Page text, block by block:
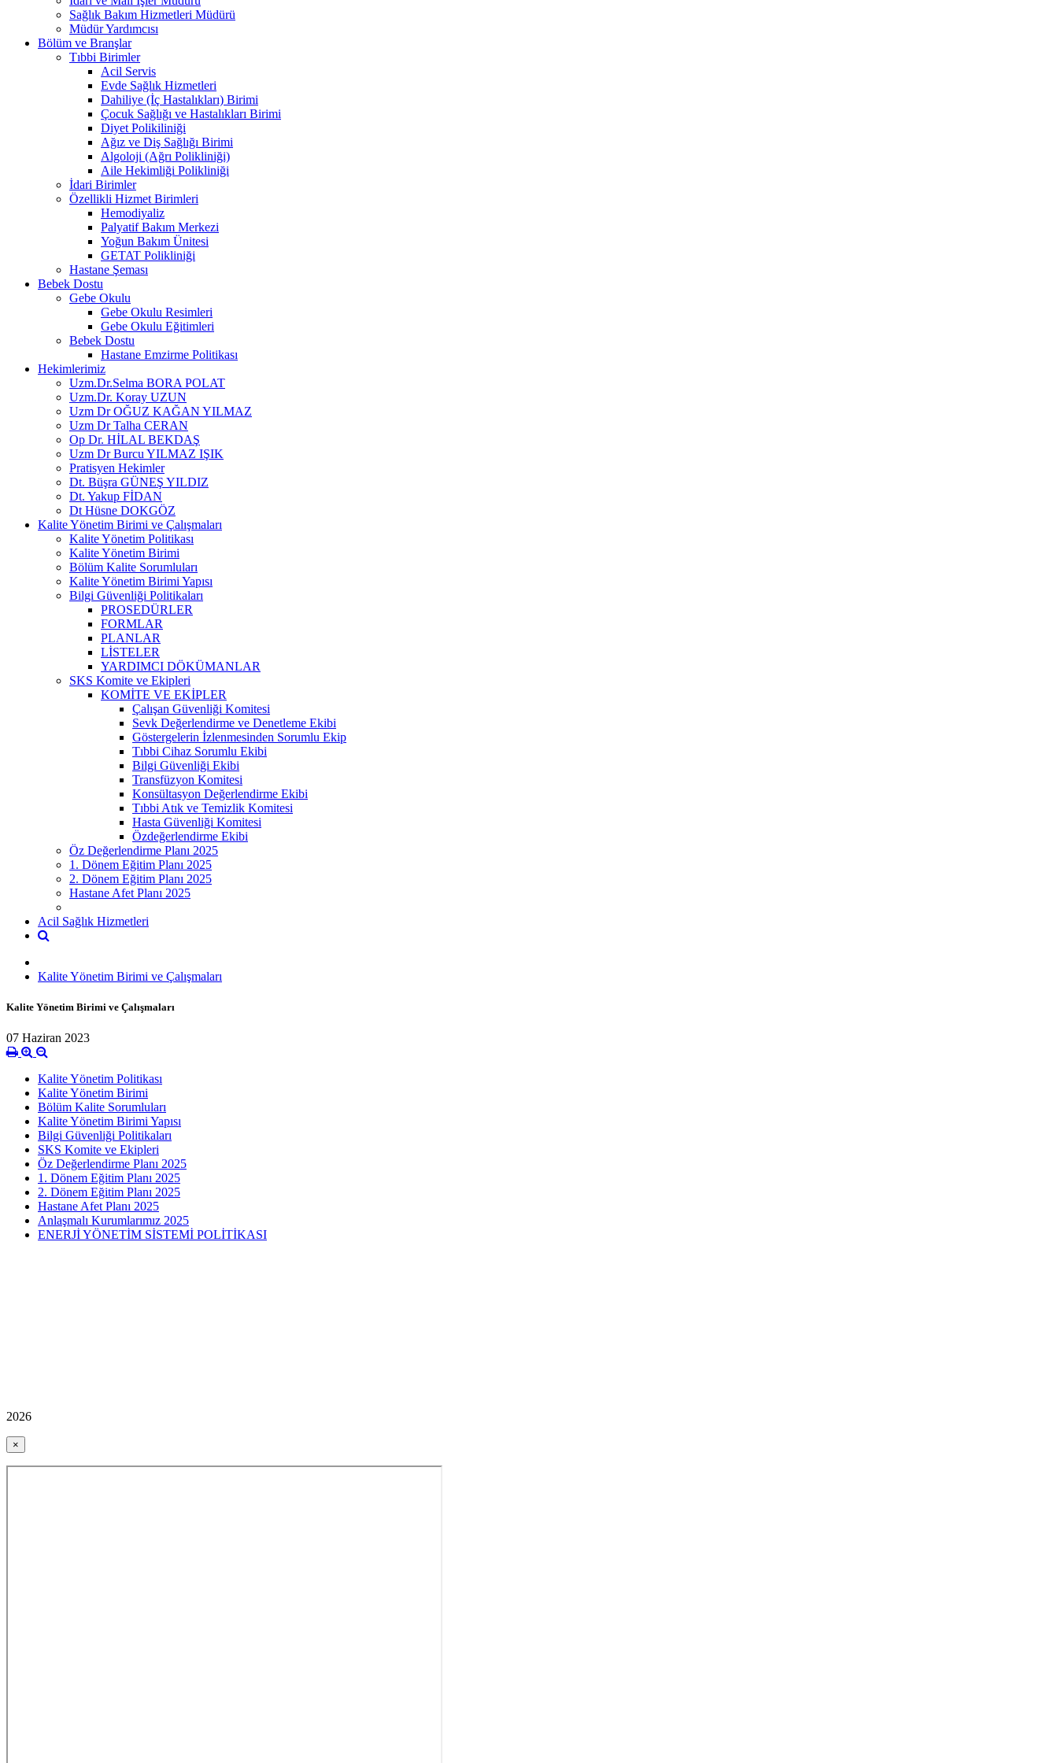
Sağlık Bakım Hizmetleri Müdürü
Müdür Yardımcısı
Bölüm ve Branşlar
Tıbbi Birimler
Acil Servis
Evde Sağlık Hizmetleri
Dahiliye (İç Hastalıkları) Birimi
Çocuk Sağlığı ve Hastalıkları Birimi
Diyet Polikiliniği
Ağız ve Diş Sağlığı Birimi
Algoloji (Ağrı Polikliniği)
Aile Hekimliği Polikliniği
İdari Birimler
Özellikli Hizmet Birimleri
Hemodiyaliz
Palyatif Bakım Merkezi
Yoğun Bakım Ünitesi
GETAT Polikliniği
Hastane Şeması
Bebek Dostu
Gebe Okulu
Gebe Okulu Resimleri
Gebe Okulu Eğitimleri
Bebek Dostu
Hastane Emzirme Politikası
Hekimlerimiz
Uzm.Dr.Selma BORA POLAT
Uzm.Dr. Koray UZUN
Uzm Dr OĞUZ KAĞAN YILMAZ
Uzm Dr Talha CERAN
Op Dr. HİLAL BEKDAŞ
Uzm Dr Burcu YILMAZ IŞIK
Pratisyen Hekimler
Dt. Büşra GÜNEŞ YILDIZ
Dt. Yakup FİDAN
Dt Hüsne DOKGÖZ
Kalite Yönetim Birimi ve Çalışmaları
Kalite Yönetim Politikası
Kalite Yönetim Birimi
Bölüm Kalite Sorumluları
Kalite Yönetim Birimi Yapısı
Bilgi Güvenliği Politikaları
PROSEDÜRLER
FORMLAR
PLANLAR
LİSTELER
YARDIMCI DÖKÜMANLAR
SKS Komite ve Ekipleri
KOMİTE VE EKİPLER
Çalışan Güvenliği Komitesi
Sevk Değerlendirme ve Denetleme Ekibi
Göstergelerin İzlenmesinden Sorumlu Ekip
Tıbbi Cihaz Sorumlu Ekibi
Bilgi Güvenliği Ekibi
Transfüzyon Komitesi
Konsültasyon Değerlendirme Ekibi
Tıbbi Atık ve Temizlik Komitesi
Hasta Güvenliği Komitesi
Özdeğerlendirme Ekibi
Öz Değerlendirme Planı 2025
1. Dönem Eğitim Planı 2025
2. Dönem Eğitim Planı 2025
Hastane Afet Planı 2025
Acil Sağlık Hizmetleri
Kalite Yönetim Birimi ve Çalışmaları
Kalite Yönetim Birimi ve Çalışmaları
07 Haziran 2023
Kalite Yönetim Politikası
Kalite Yönetim Birimi
Bölüm Kalite Sorumluları
Kalite Yönetim Birimi Yapısı
Bilgi Güvenliği Politikaları
SKS Komite ve Ekipleri
Öz Değerlendirme Planı 2025
1. Dönem Eğitim Planı 2025
2. Dönem Eğitim Planı 2025
Hastane Afet Planı 2025
Anlaşmalı Kurumlarımız 2025
ENERJİ YÖNETİM SİSTEMİ POLİTİKASI
2026
×